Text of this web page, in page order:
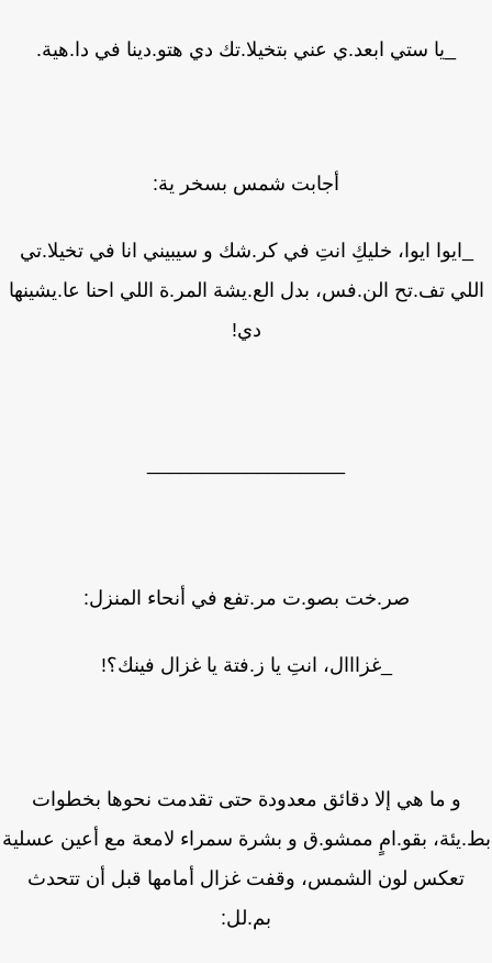
_يا ستي ابعد.ي عني بتخيلا.تك دي هتو.دينا في دا.هية.
أجابت شمس بسخر ية:
_ايوا ايوا، خليكِ انتِ في كر.شك و سيبيني انا في تخيلا.تي
تف.تح الن.فس، بدل الع.يشة المر.ة اللي احنا عا.يشينها
دي!
صر.خت بصو.ت مر.تفع في أنحاء المنزل:
_غزااال، انتِ يا ز.فتة يا غزال فينك؟!
و ما هي إلا دقائق معدودة حتى تقدمت نحوها بخطوات
بقو.امٍ ممشو.ق و بشرة سمراء لامعة مع أعين عسلية
تعكس لون الشمس، وقفت غزال أمامها قبل أن تتحدث
بم.لل: